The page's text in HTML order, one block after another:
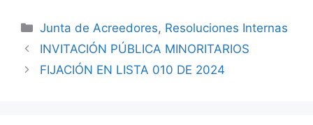
Categorías
Junta de Acreedores, Resoluciones Internas
INVITACIÓN PÚBLICA MINORITARIOS
FIJACIÓN EN LISTA 010 DE 2024